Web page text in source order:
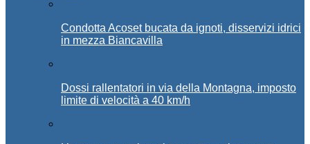
Condotta Acoset bucata da ignoti, disservizi idrici
in mezza Biancavilla
Dossi rallentatori in via della Montagna, imposto
limite di velocità a 40 km/h